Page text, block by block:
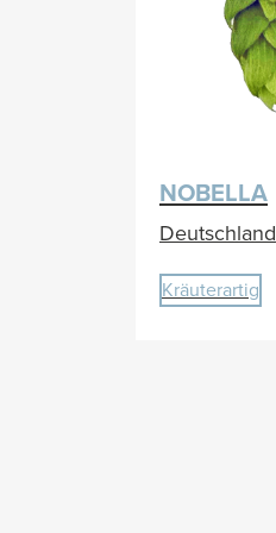
NOBELLA
Deutschland
Kräuterartig